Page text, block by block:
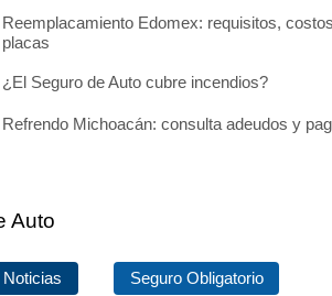
Reemplacamiento Edomex: requisitos,
placas
¿El Seguro de Auto cubre incendios?
Refrendo Michoacán: consulta adeudos y
Auto
Noticias Seguro Obligatorio